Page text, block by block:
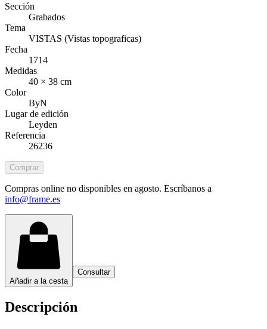
Sección
Grabados
Tema
VISTAS (Vistas topograficas)
Fecha
1714
Medidas
40 × 38 cm
Color
ByN
Lugar de edición
Leyden
Referencia
26236
Comprar
Compras online no disponibles en agosto. Escríbanos a
info@frame.es
Añadir a la cesta
Consultar
Descripción